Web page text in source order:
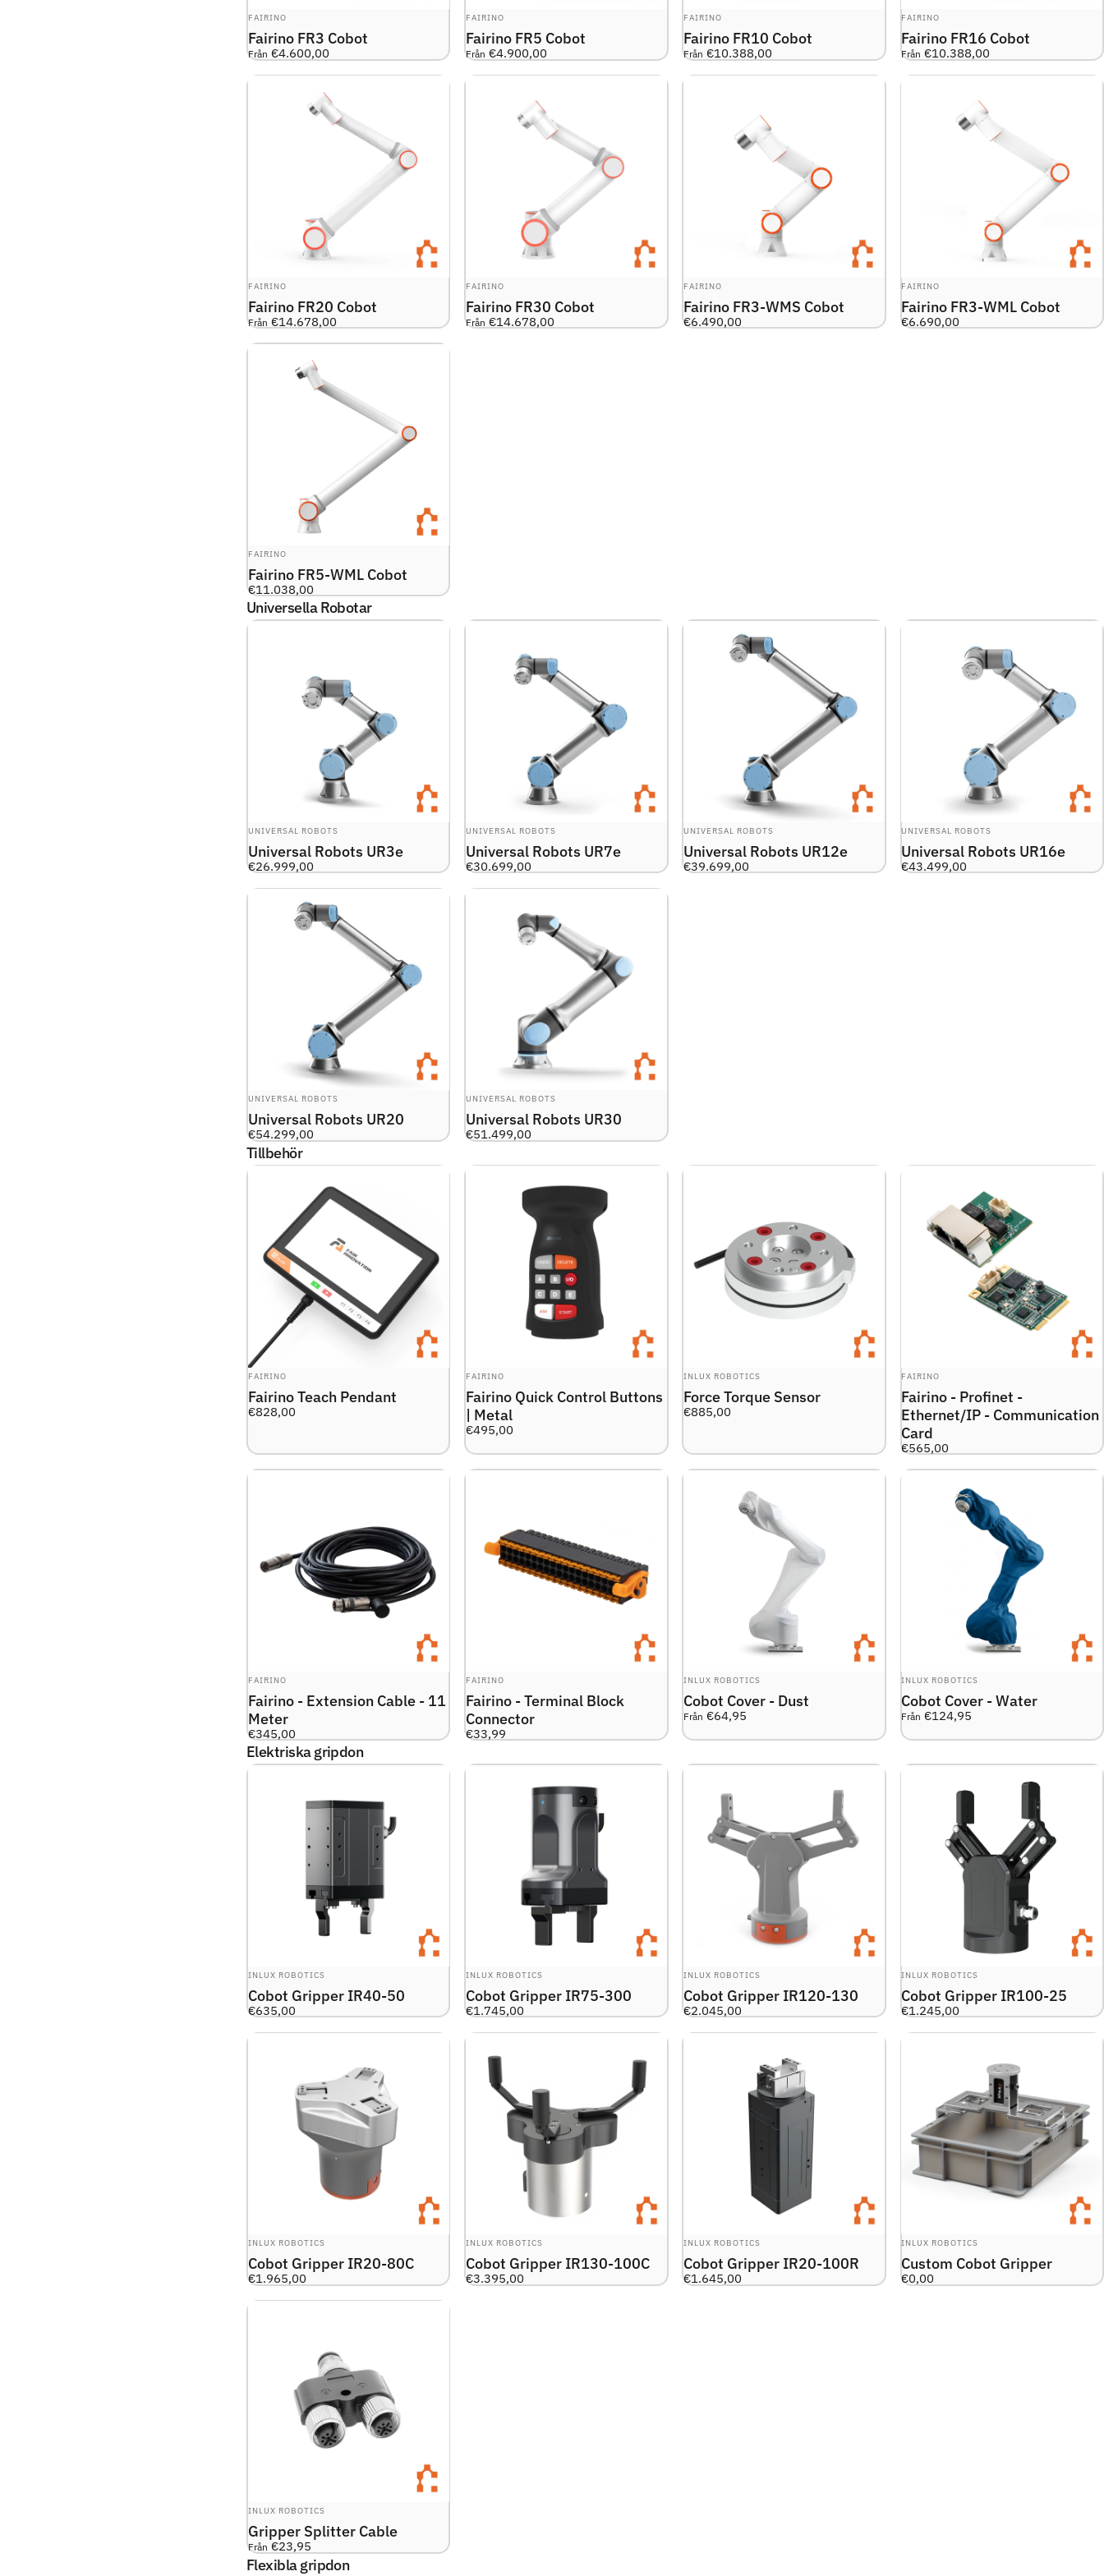
FAIRINO
Fairino FR3 Cobot
Från €4.600,00
FAIRINO
Fairino FR5 Cobot
Från €4.900,00
FAIRINO
Fairino FR10 Cobot
Från €10.388,00
LEVERANTÖR:
FAIRINO
Fairino FR16 Cobot
Från €10.388,00
FAIRINO
Fairino FR20 Cobot
Från €14.678,00
FAIRINO
Fairino FR30 Cobot
Från €14.678,00
FAIRINO
Fairino FR3-WMS Cobot
€6.490,00
LEVERANTÖR:
FAIRINO
Fairino FR3-WML Cobot
€6.690,00
FAIRINO
Fairino FR5-WML Cobot
€11.038,00
Universella Robotar
UNIVERSAL ROBOTS
Universal Robots UR3e
€26.999,00
UNIVERSAL ROBOTS
Universal Robots UR7e
€30.699,00
UNIVERSAL ROBOTS
Universal Robots UR12e
€39.699,00
LEVERANTÖR:
UNIVERSAL ROBOTS
Universal Robots UR16e
€43.499,00
UNIVERSAL ROBOTS
Universal Robots UR20
€54.299,00
UNIVERSAL ROBOTS
Universal Robots UR30
€51.499,00
Tillbehör
LEVERANTÖR:
FAIRINO
Fairino Teach Pendant
€828,00
FAIRINO
Fairino Quick Control Buttons
| Metal
€495,00
INLUX ROBOTICS
Force Torque Sensor
€885,00
LEVERANTÖR:
FAIRINO
Fairino - Profinet -
Ethernet/IP - Communication
Card
€565,00
FAIRINO
Fairino - Extension Cable - 11
Meter
€345,00
FAIRINO
Fairino - Terminal Block
Connector
€33,99
INLUX ROBOTICS
Cobot Cover - Dust
Från €64,95
LEVERANTÖR:
INLUX ROBOTICS
Cobot Cover - Water
Från €124,95
Elektriska gripdon
INLUX ROBOTICS
Cobot Gripper IR40-50
€635,00
INLUX ROBOTICS
Cobot Gripper IR75-300
€1.745,00
INLUX ROBOTICS
Cobot Gripper IR120-130
€2.045,00
LEVERANTÖR:
INLUX ROBOTICS
Cobot Gripper IR100-25
€1.245,00
INLUX ROBOTICS
Cobot Gripper IR20-80C
€1.965,00
INLUX ROBOTICS
Cobot Gripper IR130-100C
€3.395,00
INLUX ROBOTICS
Cobot Gripper IR20-100R
€1.645,00
LEVERANTÖR:
INLUX ROBOTICS
Custom Cobot Gripper
€0,00
INLUX ROBOTICS
Gripper Splitter Cable
Från €23,95
Flexibla gripdon